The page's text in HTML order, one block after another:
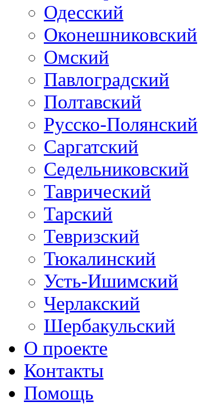
Одесский
Оконешниковский
Омский
Павлоградский
Полтавский
Русско-Полянский
Саргатский
Седельниковский
Таврический
Тарский
Тевризский
Тюкалинский
Усть-Ишимский
Черлакский
Шербакульский
О проекте
Контакты
Помощь